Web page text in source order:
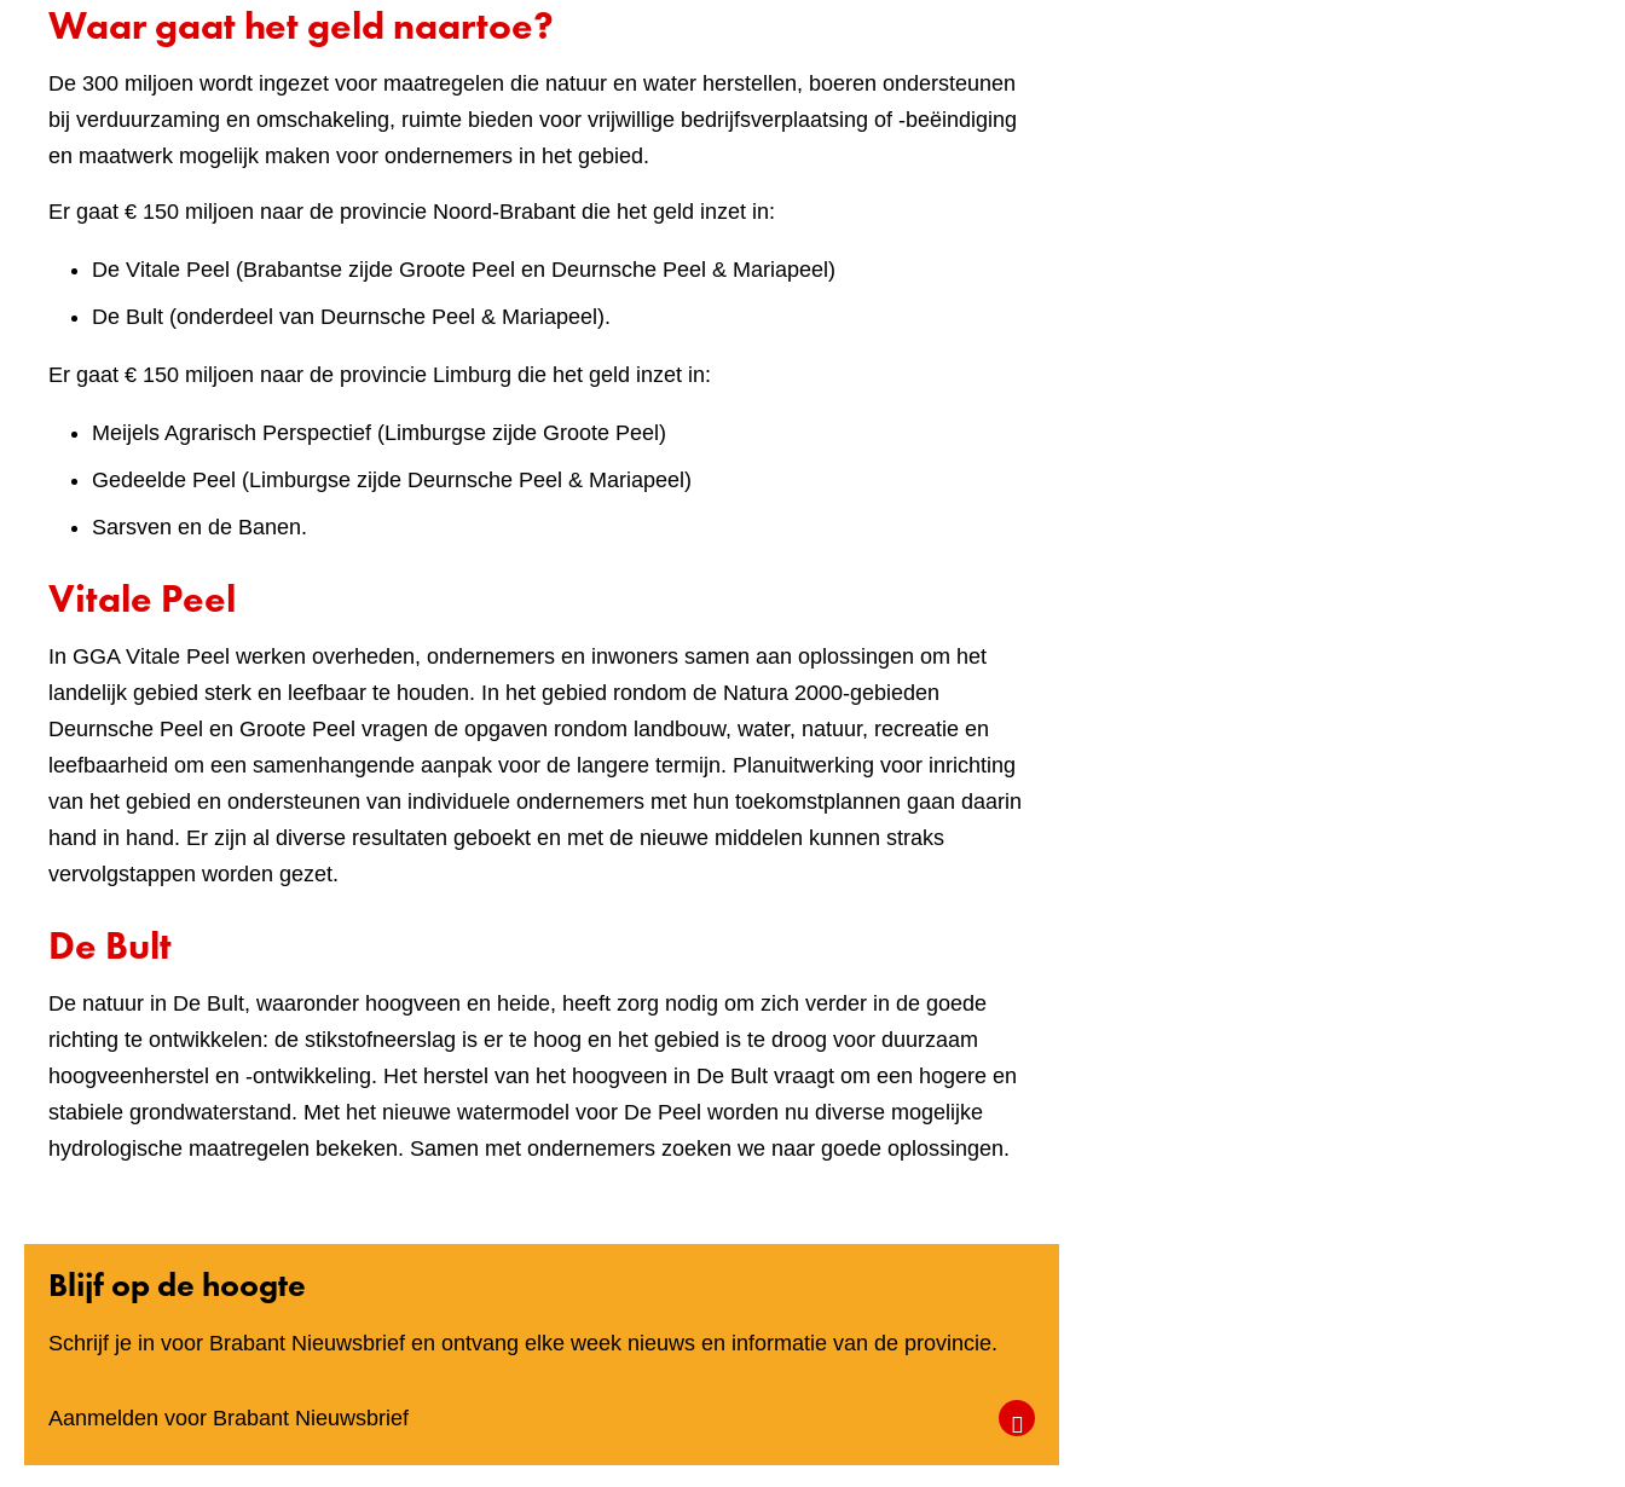
Waar gaat het geld naartoe?
De 300 miljoen wordt ingezet voor maatregelen die natuur en water herstellen, boeren ondersteunen
bij verduurzaming en omschakeling, ruimte bieden voor vrijwillige bedrijfsverplaatsing of -beëindiging
en maatwerk mogelijk maken voor ondernemers in het gebied.
Er gaat € 150 miljoen naar de provincie Noord-Brabant die het geld inzet in:
De Vitale Peel (Brabantse zijde Groote Peel en Deurnsche Peel & Mariapeel)
De Bult (onderdeel van Deurnsche Peel & Mariapeel).
Er gaat € 150 miljoen naar de provincie Limburg die het geld inzet in:
Meijels Agrarisch Perspectief (Limburgse zijde Groote Peel)
Gedeelde Peel (Limburgse zijde Deurnsche Peel & Mariapeel)
Sarsven en de Banen.
Vitale Peel
In GGA Vitale Peel werken overheden, ondernemers en inwoners samen aan oplossingen om het
landelijk gebied sterk en leefbaar te houden. In het gebied rondom de Natura 2000-gebieden
Deurnsche Peel en Groote Peel vragen de opgaven rondom landbouw, water, natuur, recreatie en
leefbaarheid om een samenhangende aanpak voor de langere termijn. Planuitwerking voor inrichting
van het gebied en ondersteunen van individuele ondernemers met hun toekomstplannen gaan daarin
hand in hand. Er zijn al diverse resultaten geboekt en met de nieuwe middelen kunnen straks
vervolgstappen worden gezet.
De Bult
De natuur in De Bult, waaronder hoogveen en heide, heeft zorg nodig om zich verder in de goede
richting te ontwikkelen: de stikstofneerslag is er te hoog en het gebied is te droog voor duurzaam
hoogveenherstel en -ontwikkeling. Het herstel van het hoogveen in De Bult vraagt om een hogere en
stabiele grondwaterstand. Met het nieuwe watermodel voor De Peel worden nu diverse mogelijke
hydrologische maatregelen bekeken. Samen met ondernemers zoeken we naar goede oplossingen.
Blijf op de hoogte
Schrijf je in voor Brabant Nieuwsbrief en ontvang elke week nieuws en informatie van de provincie.
Aanmelden voor Brabant Nieuwsbrief(verwijst